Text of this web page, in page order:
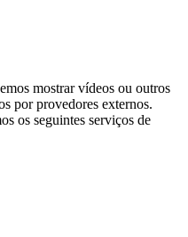
mostrar vídeos ou outros
por provedores externos.
os seguintes serviços de